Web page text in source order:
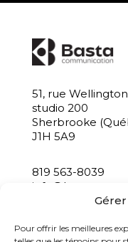
Pour offrir les meilleures
51, rue
studio 200
Sherbrooke
J1H 5A9
819 563-8039